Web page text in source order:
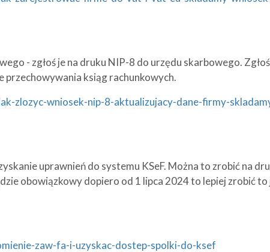
- zgłoś je na druku NIP-8 do urzędu skarbowego. Zgłoś
przechowywania ksiąg rachunkowych.
zlozyc-wniosek-nip-8-aktualizujacy-dane-firmy-
uprawnień do systemu KSeF. Można to zrobić na
obowiązkowy dopiero od 1 lipca 2024 to lepiej zrobić to
zaw-fa-i-uzyskac-dostep-spolki-do-ksef